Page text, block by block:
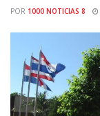
POR 1000 NOTICIAS 8